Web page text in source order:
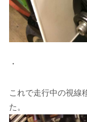
・
これで走行中の視線
た。